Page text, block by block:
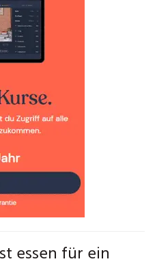
essen für ein